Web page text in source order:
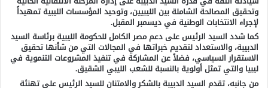
وتحقيق المصالحة الشاملة بين الليبيين، وتوحيد المؤسسات الليبية تمهيداً
لإجراء الانتخابات الوطنية في ديسمبر المقبل.
كما شدد السيد الرئيس على دعم مصر الكامل للحكومة الليبية برئاسة السيد
الدبيبة، والاستعداد لتقديم خبراتها في المجالات التي من شأنها تحقيق
الاستقرار السياسي، فضلاً عن المشاركة في تنفيذ المشروعات التنموية في
ليبيا والتي تمثل أولوية بالنسبة للشعب الليبي الشقيق.
من جانبه، تقدم السيد الدبيبة بالشكر والامتنان للسيد الرئيس على تهنئة